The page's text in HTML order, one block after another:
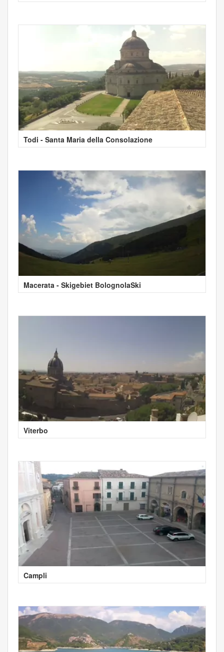
Todi - Santa Maria della Consolazione
Macerata - Skigebiet BolognolaSki
Viterbo
Campli